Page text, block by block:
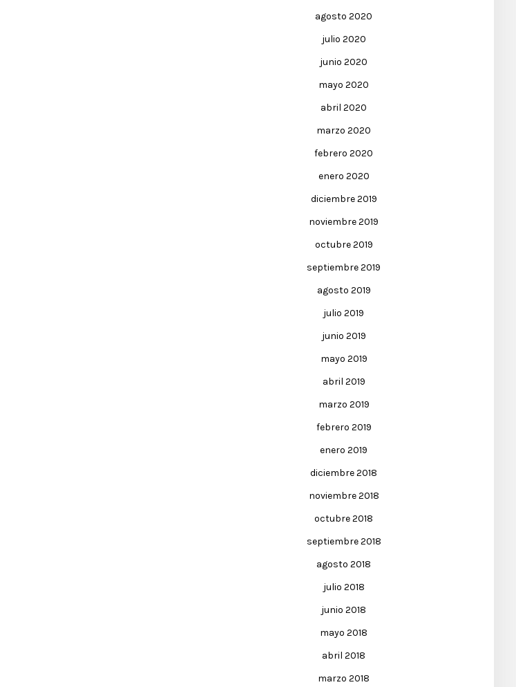
agosto 2020
julio 2020
junio 2020
mayo 2020
abril 2020
marzo 2020
febrero 2020
enero 2020
diciembre 2019
noviembre 2019
octubre 2019
septiembre 2019
agosto 2019
julio 2019
junio 2019
mayo 2019
abril 2019
marzo 2019
febrero 2019
enero 2019
diciembre 2018
noviembre 2018
octubre 2018
septiembre 2018
agosto 2018
julio 2018
junio 2018
mayo 2018
abril 2018
marzo 2018